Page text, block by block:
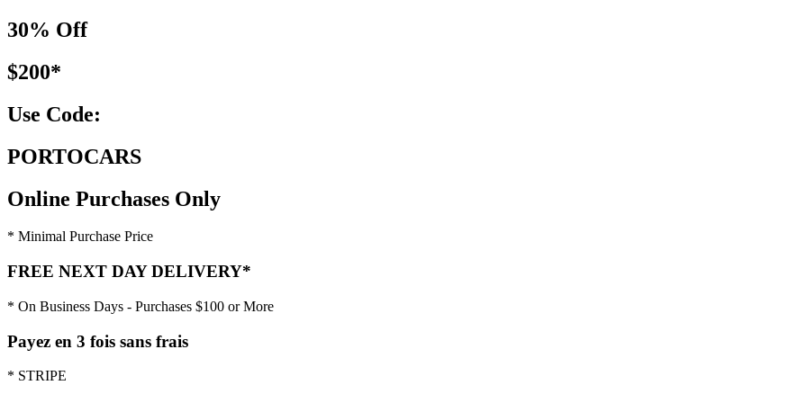
30% Off
$200*
Use Code:
PORTOCARS
Online Purchases Only
* Minimal Purchase Price
FREE NEXT DAY DELIVERY*
* On Business Days - Purchases $100 or More
Payez en 3 fois sans frais
* STRIPE